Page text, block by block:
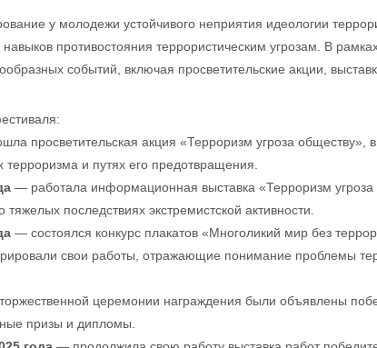
у молодежи устойчивого неприятия идеологии
противостояния террористическим угрозам. В
событий, включая просветительские акции,
просветительская акция «Терроризм угроза обществу»,
терроризма и путях его предотвращения.
— работала информационная выставка «Терроризм угроза
последствиях экстремистской активности.
— состоялся конкурс плакатов «Многоликий мир без
свои работы, отражающие понимание проблемы
церемонии награждения были объявлены
призы и дипломы.